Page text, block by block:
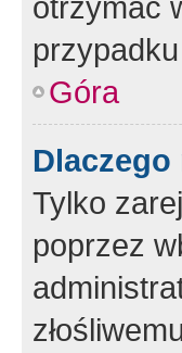
Góra
Tylko
poprzez